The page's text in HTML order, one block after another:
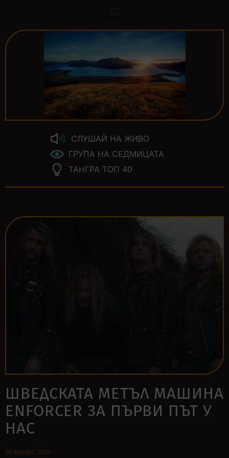
СЛУШАЙ НА ЖИВО
ГРУПА НА СЕДМИЦАТА
ТАНГРА ТОП 40
ШВЕДСКАТА МЕТЪЛ МАШИНА
ENFORCER ЗА ПЪРВИ ПЪТ У
НАС
28 януари 2025